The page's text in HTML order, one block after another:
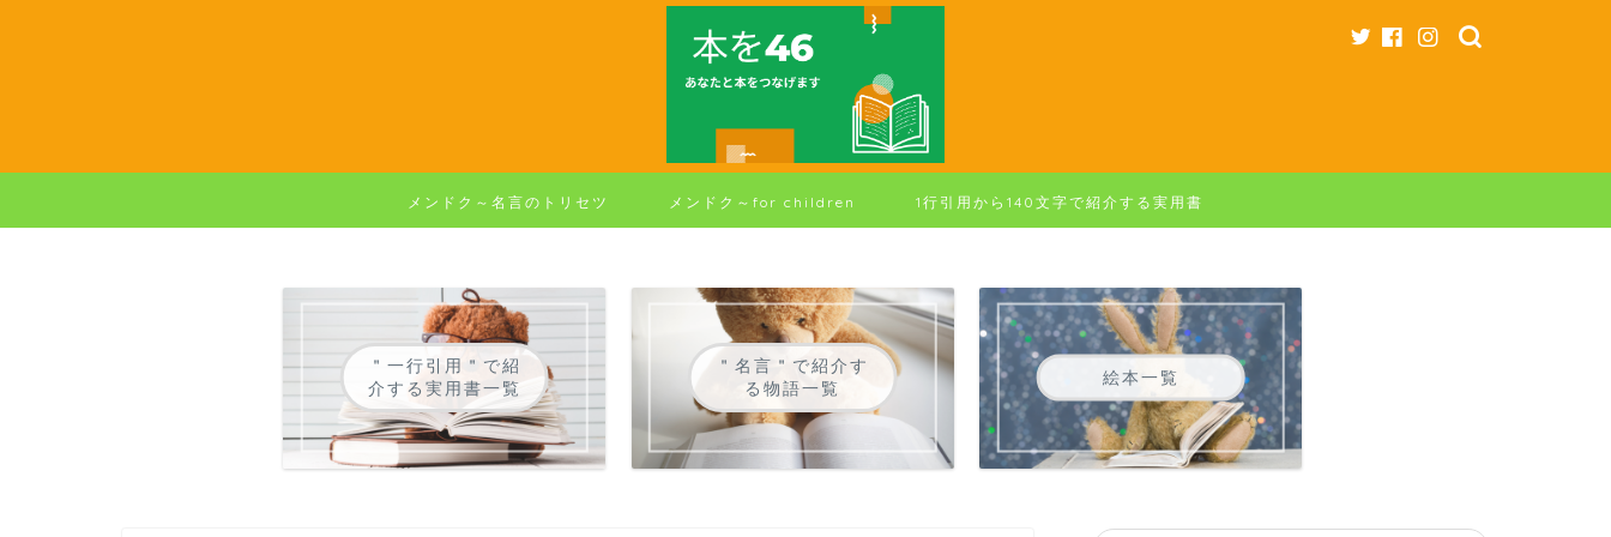
メンドク～名言のトリセツ メンドク～for children 1行引用から140文字で紹介する実用書
＂一行引用＂で紹
介する実用書一覧
＂名言＂で紹介す
る物語一覧
絵本一覧